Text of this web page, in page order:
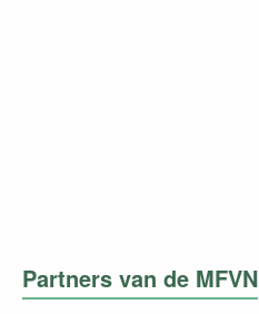
Partners van de MFVN